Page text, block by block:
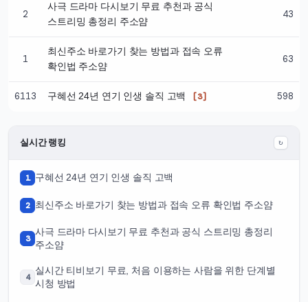
2
사극 드라마 다시보기 무료 추천과 공식
스트리밍 총정리 주소얌
43
1
최신주소 바로가기 찾는 방법과 접속 오류
확인법 주소얌
63
6113 구혜선 24년 연기 인생 솔직 고백 [3] 598
실시간 랭킹 ↻
1 구혜선 24년 연기 인생 솔직 고백
2 최신주소 바로가기 찾는 방법과 접속 오류 확인법 주소얌
3
사극 드라마 다시보기 무료 추천과 공식 스트리밍 총정리
주소얌
4
실시간 티비보기 무료, 처음 이용하는 사람을 위한 단계별
시청 방법